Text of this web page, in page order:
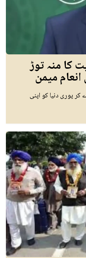
کا منہ توڑ
میمن
کر پوری دنیا کو اپنی